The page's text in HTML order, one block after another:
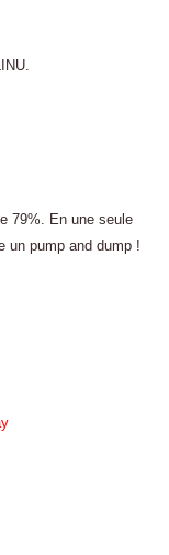
79%. En une seule
un pump and dump !